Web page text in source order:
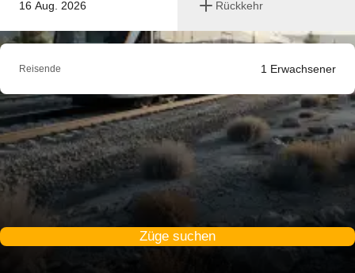
16 Aug. 2026 Rückkehr
Reisende 1 Erwachsener
Züge suchen